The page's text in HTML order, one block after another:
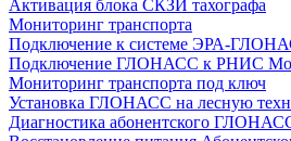
Активация блока СКЗИ тахографа
Мониторинг транспорта
Подключение к системе ЭРА-
Подключение ГЛОНАСС к РНИС
Мониторинг транспорта под ключ
Установка ГЛОНАСС на лесную
Диагностика абонентского